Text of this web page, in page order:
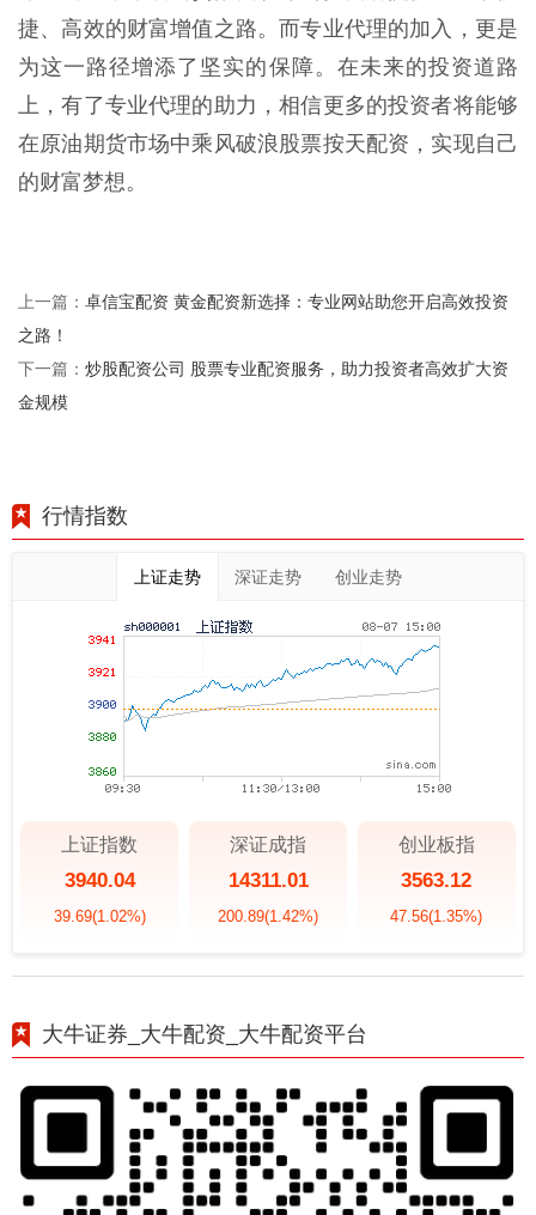
捷、高效的财富增值之路。而专业代理的加入，更是
为这一路径增添了坚实的保障。在未来的投资道路
上，有了专业代理的助力，相信更多的投资者将能够
在原油期货市场中乘风破浪股票按天配资，实现自己
的财富梦想。
上一篇： 卓信宝配资 黄金配资新选择：专业网站助您开启高效投资
之路！
下一篇： 炒股配资公司 股票专业配资服务，助力投资者高效扩大资
金规模
行情指数
上证走势 深证走势 创业走势
上证指数
3940.04
39.69(1.02%)
深证成指
14311.01
200.89(1.42%)
创业板指
3563.12
47.56(1.35%)
大牛证券_大牛配资_大牛配资平台